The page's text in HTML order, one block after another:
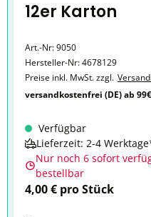
12er Karton
Art.-Nr:9050
Hersteller-Nr:4678129
Preise inkl. MwSt. zzgl.
versandkostenfrei (DE) ab
Verfügbar
Lieferzeit: 2-4
Nur noch 6 sofort
bestellbar
4,00 € pro Stück